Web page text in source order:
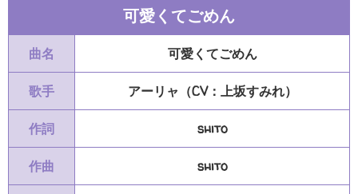
可愛くてごめん
曲名 可愛くてごめん
歌手 アーリャ（CV：上坂すみれ）
作詞 shito
作曲 shito